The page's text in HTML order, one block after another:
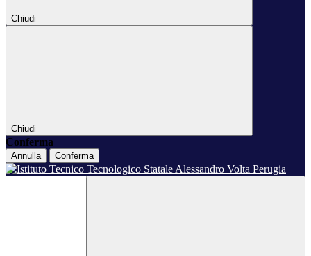
Chiudi
Chiudi
Conferma
Annulla Conferma